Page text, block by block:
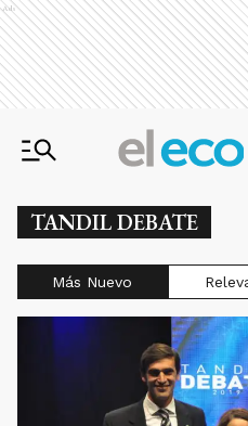
Ads
TANDIL DEBATE
Más Nuevo